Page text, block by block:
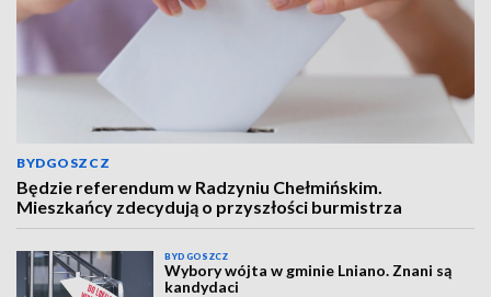
BYDGOSZCZ
Będzie referendum w Radzyniu Chełmińskim.
Mieszkańcy zdecydują o przyszłości burmistrza
BYDGOSZCZ
Wybory wójta w gminie Lniano. Znani są
kandydaci